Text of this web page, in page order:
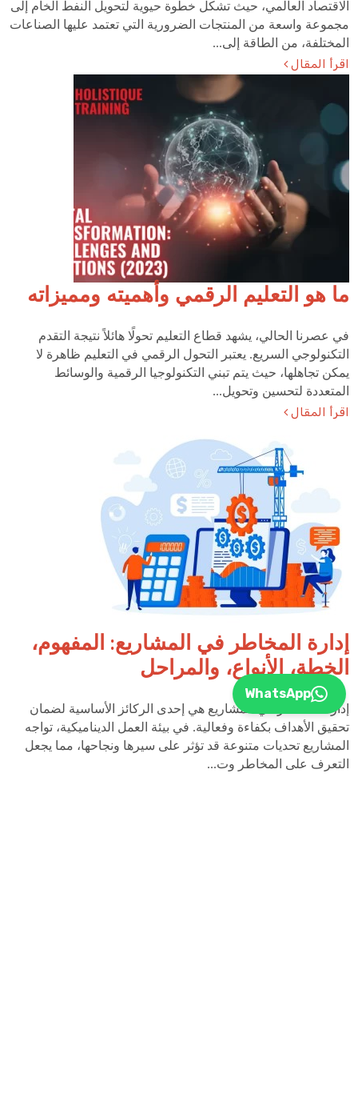
الاقتصاد العالمي، حيث تشكل خطوة حيوية لتحويل النفط الخام إلى
مجموعة واسعة من المنتجات الضرورية التي تعتمد عليها الصناعات
المختلفة، من الطاقة إلى...
اقرأ المقال
ما هو التعليم الرقمي وأهميته ومميزاته
في عصرنا الحالي، يشهد قطاع التعليم تحولًا هائلاً نتيجة التقدم
التكنولوجي السريع. يعتبر التحول الرقمي في التعليم ظاهرة لا
يمكن تجاهلها، حيث يتم تبني التكنولوجيا الرقمية والوسائط
المتعددة لتحسين وتحويل...
اقرأ المقال
إدارة المخاطر في المشاريع: المفهوم،
الخطة، الأنواع، والمراحل
إدارة المخاطر في المشاريع هي إحدى الركائز الأساسية لضمان
تحقيق الأهداف بكفاءة وفعالية. في بيئة العمل الديناميكية، تواجه
المشاريع تحديات متنوعة قد تؤثر على سيرها ونجاحها، مما يجعل
التعرف على المخاطر وت...
WhatsApp